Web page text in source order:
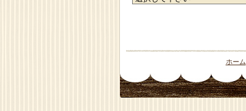
ホーム